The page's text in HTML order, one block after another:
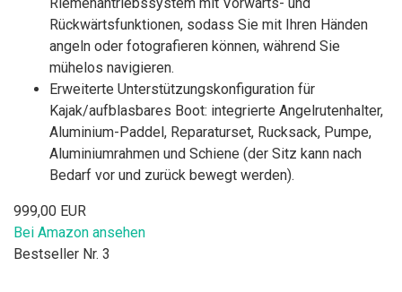
Rückwärtsfunktionen, sodass Sie mit Ihren Händen
angeln oder fotografieren können, während Sie
mühelos navigieren.
Erweiterte Unterstützungskonfiguration für
Kajak/aufblasbares Boot: integrierte Angelrutenhalter,
Aluminium-Paddel, Reparaturset, Rucksack, Pumpe,
Aluminiumrahmen und Schiene (der Sitz kann nach
Bedarf vor und zurück bewegt werden).
999,00 EUR
Bei Amazon ansehen
Bestseller Nr. 3